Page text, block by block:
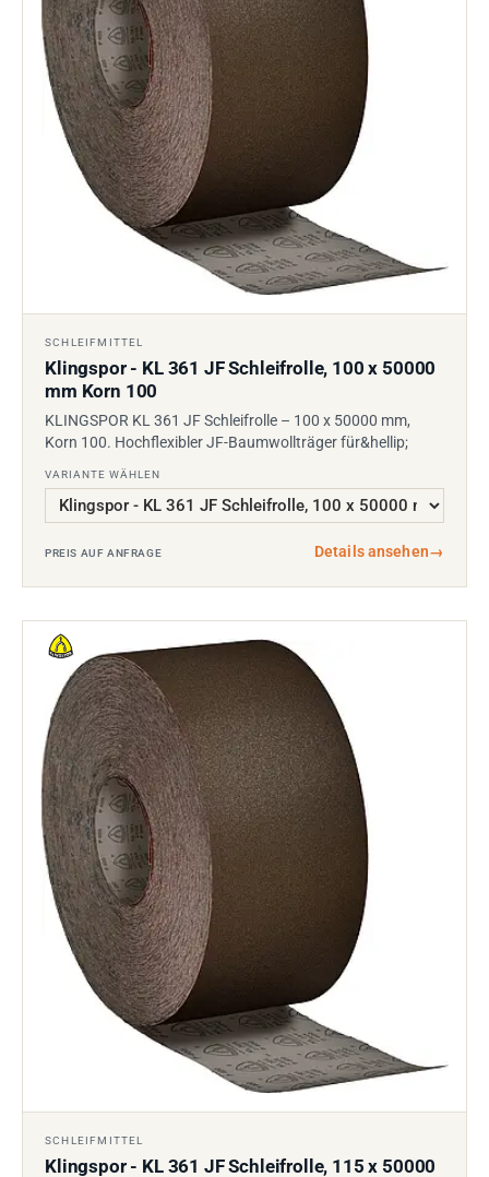
SCHLEIFMITTEL
Klingspor - KL 361 JF Schleifrolle, 100 x 50000
mm Korn 100
KLINGSPOR KL 361 JF Schleifrolle – 100 x 50000 mm,
Korn 100. Hochflexibler JF-Baumwollträger für&hellip;
VARIANTE WÄHLEN
PREIS AUF ANFRAGE Details ansehen→
SCHLEIFMITTEL
Klingspor - KL 361 JF Schleifrolle, 115 x 50000